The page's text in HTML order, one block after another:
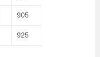
905
925